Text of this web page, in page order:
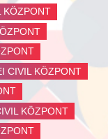
KÖZPONT
CIVIL KÖZPONT
KÖZPONT